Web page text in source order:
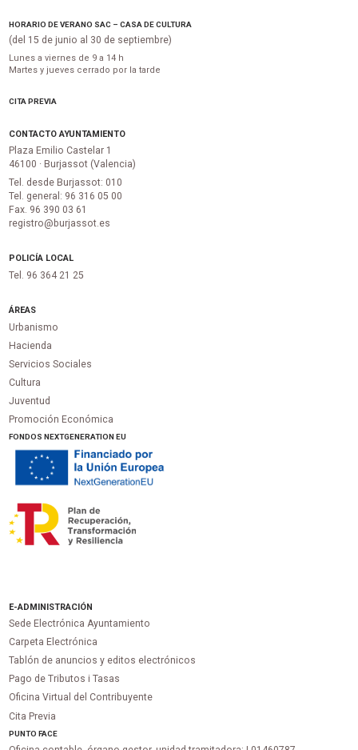
HORARIO DE VERANO SAC – CASA DE CULTURA
(del 15 de junio al 30 de septiembre)
Lunes a viernes de 9 a 14 h
Martes y jueves cerrado por la tarde
CITA PREVIA
CONTACTO AYUNTAMIENTO
Plaza Emilio Castelar 1
46100 · Burjassot (Valencia)
Tel. desde Burjassot: 010
Tel. general: 96 316 05 00
Fax. 96 390 03 61
registro@burjassot.es
POLICÍA LOCAL
Tel. 96 364 21 25
ÁREAS
Urbanismo
Hacienda
Servicios Sociales
Cultura
Juventud
Promoción Económica
FONDOS NEXTGENERATION EU
E-ADMINISTRACIÓN
Sede Electrónica Ayuntamiento
Carpeta Electrónica
Tablón de anuncios y editos electrónicos
Pago de Tributos i Tasas
Oficina Virtual del Contribuyente
Cita Previa
PUNTOFACE